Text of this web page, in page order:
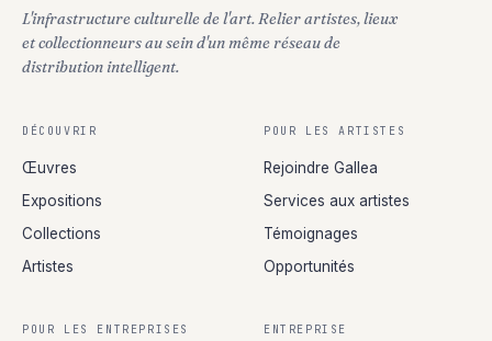
L'infrastructure culturelle de l'art. Relier artistes, lieux
et collectionneurs au sein d'un même réseau de
distribution intelligent.
DÉCOUVRIR
Œuvres
Expositions
Collections
Artistes
POUR LES ARTISTES
Rejoindre Gallea
Services aux artistes
Témoignages
Opportunités
POUR LES ENTREPRISES ENTREPRISE